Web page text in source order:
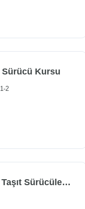
Sürücü Kursu
2
Özel Adana Nisan Motorlu Taşıt Sürücüleri Kursu